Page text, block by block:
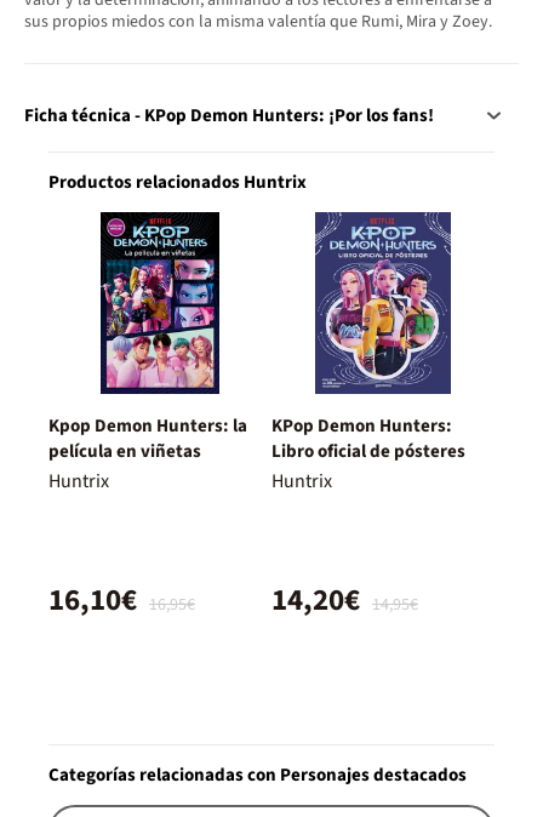
sus propios miedos con la misma valentía que Rumi, Mira y Zoey.
Ficha técnica - KPop Demon Hunters: ¡Por los fans!
Productos relacionados Huntrix
Kpop Demon Hunters: la
película en viñetas
Huntrix
16,95€
16,10€
KPop Demon Hunters:
Libro oficial de pósteres
Huntrix
14,95€
14,20€
Categorías relacionadas con Personajes destacados